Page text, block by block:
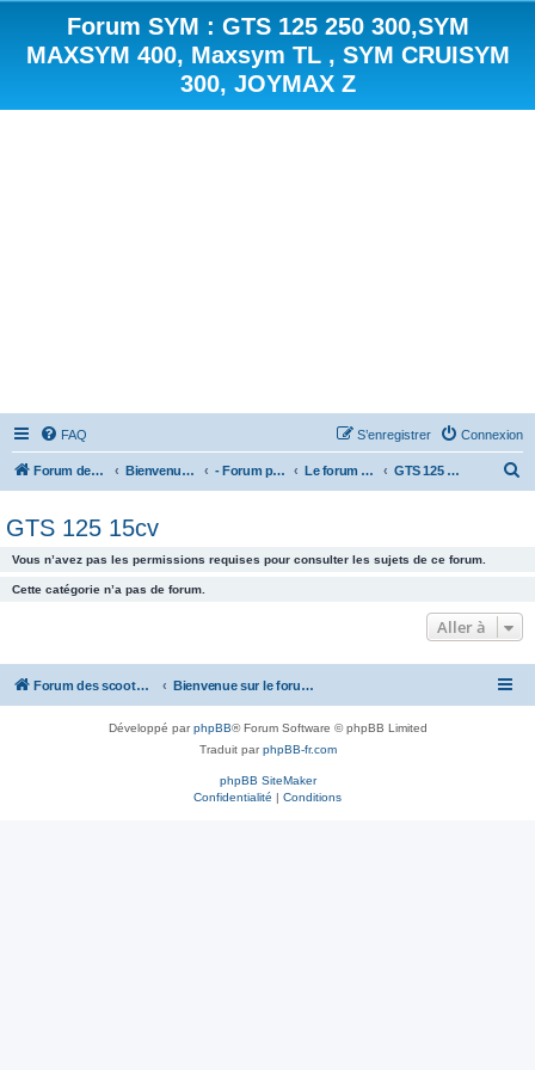
Forum SYM : GTS 125 250 300,SYM
MAXSYM 400, Maxsym TL , SYM CRUISYM
300, JOYMAX Z
FAQ Connexion
S’enregistrer
Forum des scooters SYM - GTS -MAXSYM - CRUISYM - JOYMAX - Maxsym TL Bienvenue sur le forum des scooters de la gamme SYM - Forum principal - Le forum des Scooters SYM GTS 125 15cv
r
c
GTS 125 15cv
Vous n’avez pas les permissions requises pour consulter les sujets de ce forum.
Cette catégorie n’a pas de forum.
Aller à
Forum des scooters SYM - GTS -MAXSYM - CRUISYM - JOYMAX - Maxsym TL Bienvenue sur le forum des scooters de la gamme SYM
Développé parphpBB® Forum Software © phpBB Limited
Traduit parphpBB-fr.com
phpBB SiteMaker
Confidentialité | Conditions